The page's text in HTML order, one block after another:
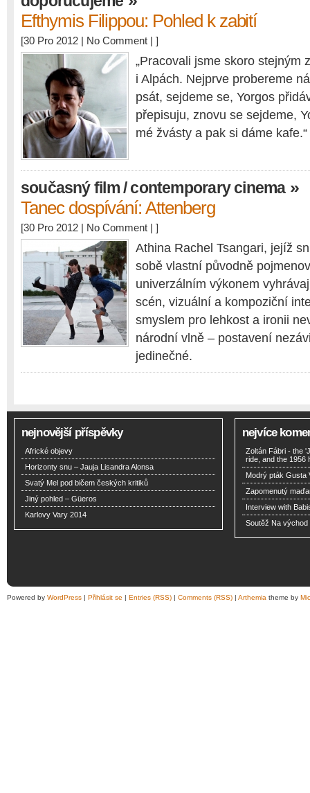
Efthymis Filippou: Pohled k zabití
[30 Pro 2012 | No Comment | ]
„Pracovali jsme skoro stejným
i Alpách. Nejprve probereme
psát, sejdeme se, Yorgos
přepisuju, znovu se sejdeme,
mé žvásty a pak si dáme kafe.“
současný film / contemporary cinema»
Tanec dospívání: Attenberg
[30 Pro 2012 | No Comment | ]
Athina Rachel Tsangari, jejíž
sobě vlastní původně
univerzálním výkonem
scén, vizuální a kompoziční
smyslem pro lehkost a ironii
národní vlně – postavení
jedinečné.
nejnovější příspěvky
Africké objevy
Horizonty snu – Jauja Lisandra Alonsa
Svatý Mel pod bičem českých kritiků
Jiný pohled – Güeros
Karlovy Vary 2014
nejvíce
Zoltán Fábri - the
ride, and the 1956
Modrý pták Gusta
Zapomenutý
Interview with
Soutěž Na východ
Powered by WordPress | Přihlásit se | Entries (RSS) | Comments (RSS) | Arthemia theme by